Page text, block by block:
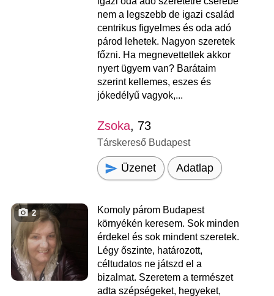
nem a legszebb de igazi család
centrikus figyelmes és oda adó
párod lehetek. Nagyon szeretek
főzni. Ha megnevettetlek akkor
nyert ügyem van? Barátaim
szerint kellemes, eszes és
jókedélyű vagyok,...
Zsoka, 73
Társkereső Budapest
Üzenet Adatlap
2
Komoly párom Budapest
környékén keresem. Sok minden
érdekel és sok mindent szeretek.
Légy őszinte, határozott,
céltudatos ne játszd el a
bizalmat. Szeretem a természet
adta szépségeket, hegyeket,